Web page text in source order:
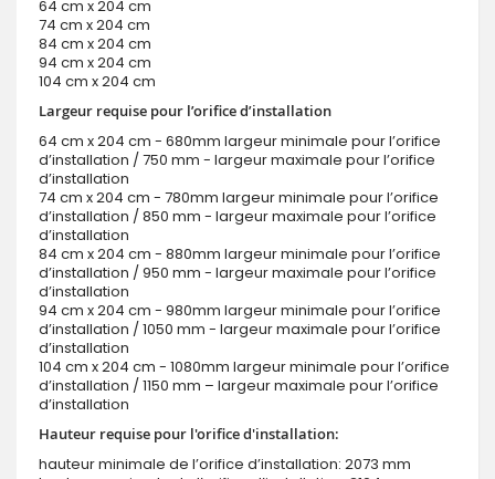
64 cm x 204 cm
74 cm x 204 cm
84 cm x 204 cm
94 cm x 204 cm
104 cm x 204 cm
Largeur requise pour l’orifice d’installation
64 cm x 204 cm - 680mm largeur minimale pour l’orifice
d’installation / 750 mm - largeur maximale pour l’orifice
d’installation
74 cm x 204 cm - 780mm largeur minimale pour l’orifice
d’installation / 850 mm - largeur maximale pour l’orifice
d’installation
84 cm x 204 cm - 880mm largeur minimale pour l’orifice
d’installation / 950 mm - largeur maximale pour l’orifice
d’installation
94 cm x 204 cm - 980mm largeur minimale pour l’orifice
d’installation / 1050 mm - largeur maximale pour l’orifice
d’installation
104 cm x 204 cm - 1080mm largeur minimale pour l’orifice
d’installation / 1150 mm – largeur maximale pour l’orifice
d’installation
Hauteur requise pour l'orifice d'installation:
hauteur minimale de l’orifice d’installation: 2073 mm